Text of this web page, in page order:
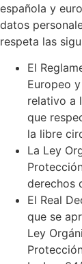
española y
datos
respeta las
El
Europeo
relativo a
que
la libre
La Ley
derechos
El Real
que se
Ley